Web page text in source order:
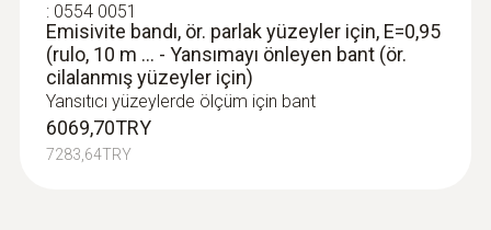
: 0554 0051
Emisivite bandı, ör. parlak yüzeyler için, E=0,95
(rulo, 10 m ... - Yansımayı önleyen bant (ör.
cilalanmış yüzeyler için)
Yansıtıcı yüzeylerde ölçüm için bant
6069,70TRY
7283,64TRY